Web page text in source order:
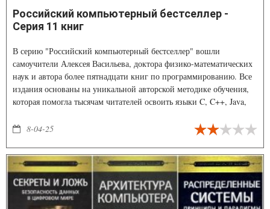
Российский компьютерный бестселлер -
Серия 11 книг
В серию "Российский компьютерный бестселлер" вошли
самоучители Алексея Васильева, доктора физико-математических
наук и автора более пятнадцати книг по программированию. Все
издания основаны на уникальной авторской методике обучения,
которая помогла тысячам читателей освоить языки C, C++, Java,
8-04-25